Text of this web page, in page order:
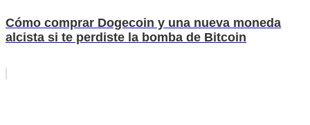
Cómo comprar Dogecoin y una nueva moneda
alcista si te perdiste la bomba de Bitcoin